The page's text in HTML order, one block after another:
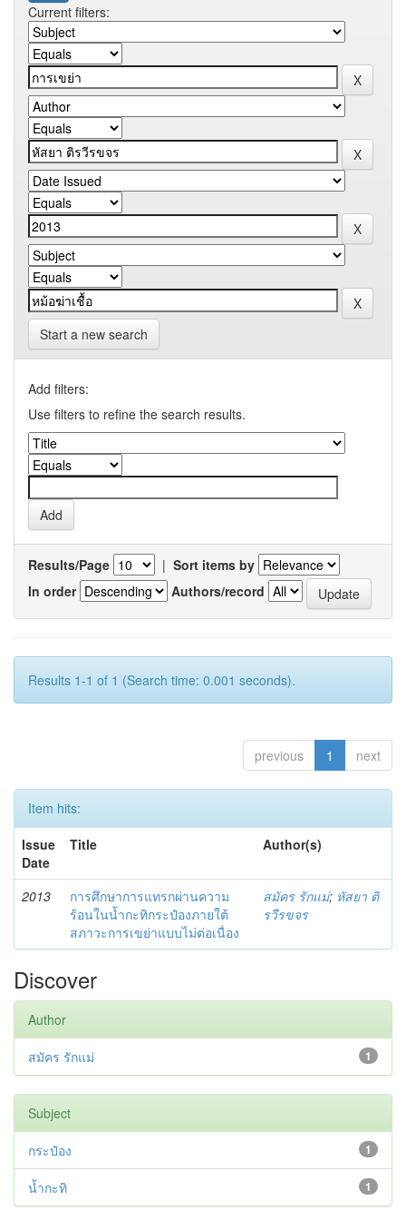
Current filters:
Start a new search
Add filters:
Use filters to refine the search results.
Results/Page | Sort items by
In order
Authors/record
Results 1-1 of 1 (Search time: 0.001 seconds).
previous 1 next
Item hits:
Issue
Date
Title Author(s)
2013
การศึกษาการแทรกผ่านความ
ร้อนในน้ำกะทิกระป๋องภายใต้
สภาวะการเขย่าแบบไม่ต่อเนื่อง
สมัคร รักแม่; หัสยา ติ
รวีรขจร
Discover
Author
1
สมัคร รักแม่
Subject
1
กระป๋อง
1
น้ำกะทิ